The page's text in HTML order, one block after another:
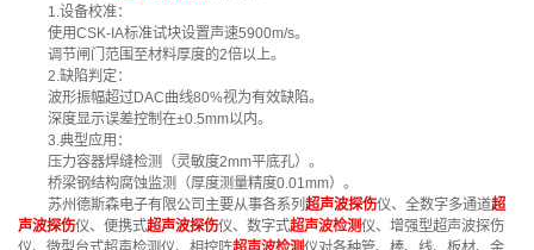
‌1.设备校准‌：
使用‌CSK-IA标准试块设置声速5900m/s。
调节‌闸门范围至材料厚度的2倍以上。‌‌
2.缺陷判定‌：
波形振幅超过DAC曲线80%视为有效缺陷。
深度显示误差控制在±0.5mm以内。‌‌
3.典型应用‌：
‌压力容器焊缝检测（灵敏度2mm平底孔）。
‌桥梁钢结构腐蚀监测（厚度测量精度0.01mm）。
苏州德斯森电子有限公司主要从事各系列 超声波探伤仪、全数字多通道超
声波探伤仪、便携式超声波探伤仪、数字式超声波检测仪、增强型超声波探伤